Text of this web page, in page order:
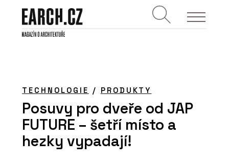
TECHNOLOGIE / PRODUKTY
Posuvy pro dveře od JAP
FUTURE – šetří místo a
hezky vypadají!